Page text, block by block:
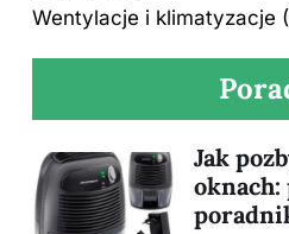
Wentylacje i klimatyzacje
Jak